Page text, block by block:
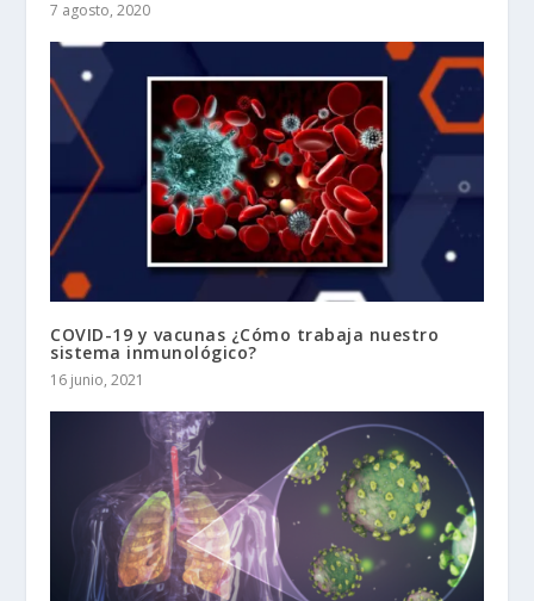
7 agosto, 2020
COVID-19 y vacunas ¿Cómo trabaja nuestro
sistema inmunológico?
16 junio, 2021